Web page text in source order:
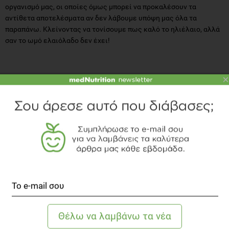
οργανισμό μας, οι οποίες όμως μπορεί να προκαλέσουν τα
αντίθετα αποτελέσματα αν δεν λάβουμε υπόψη μας όλα τα
παραπάνω. Κλείνοντας να τονίσουμε πως καλό το ηλιέλαιο, αλλά
σαν το ωμό ελαιόλαδο δεν έχει!
ΒΙΒΛΙΟΓΡΑΦΙΑ
Feingold K., Anawalt B. et al., “The Effect of Diet on
Cardiovascular Disease and Lipid and Lipoprotein Levels”,
Sedigheh Saedi, Mona Noroozi et al., “How canola and
parameters of participants with dyslipidemia”, Medical
Journal of the Islamic Republic of Iran 2017 Jan 15;31:5. doi:
×